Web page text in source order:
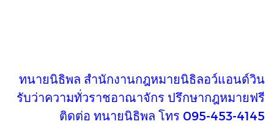
ทนายนิธิพล สำนักงานกฎหมายนิธิลอว์แอนด์วิน
รับว่าความทั่วราชอาณาจักร ปรึกษากฎหมายฟรี
ติดต่อ ทนายนิธิพล โทร 095-453-4145